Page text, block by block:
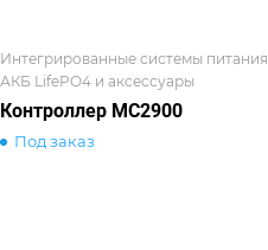
Интегрированные системы питания,
АКБ LifePO4 и аксессуары
Контроллер MC2900
Под заказ